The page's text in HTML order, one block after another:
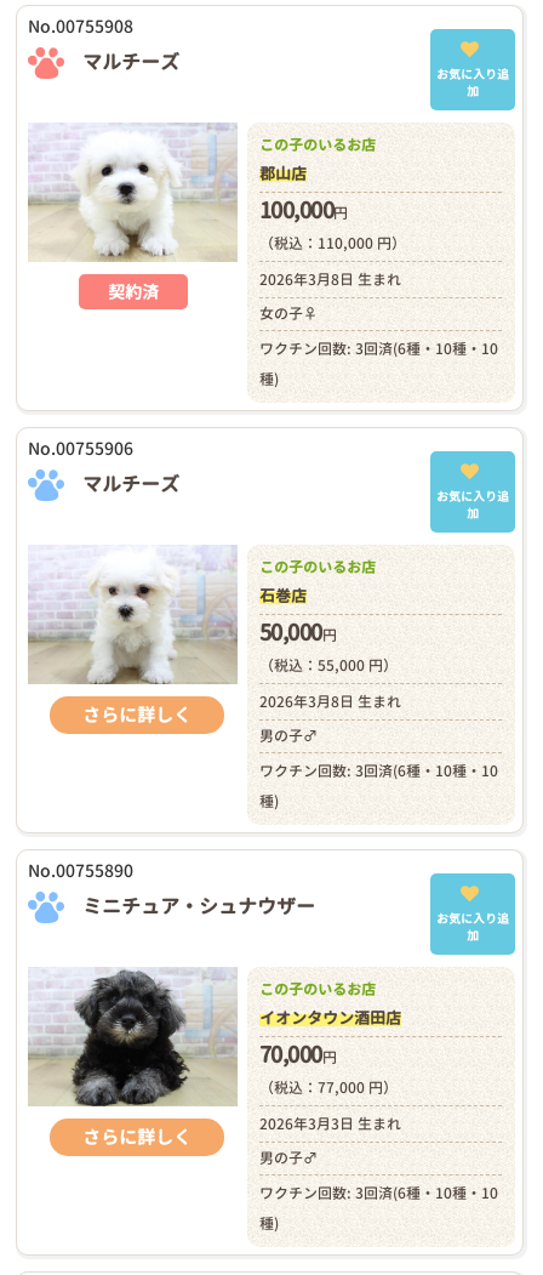
No.00755908
マルチーズ
お気に入り追
加
契約済
この子のいるお店
郡山店
100,000円
（税込：110,000 円）
2026年3月8日 生まれ
女の子♀
ワクチン回数: 3回済(6種・10種・10
種)
No.00755906
マルチーズ
お気に入り追
加
さらに詳しく
この子のいるお店
石巻店
50,000円
（税込：55,000 円）
2026年3月8日 生まれ
男の子♂
ワクチン回数: 3回済(6種・10種・10
種)
No.00755890
ミニチュア・シュナウザー
お気に入り追
加
さらに詳しく
この子のいるお店
イオンタウン酒田店
70,000円
（税込：77,000 円）
2026年3月3日 生まれ
男の子♂
ワクチン回数: 3回済(6種・10種・10
種)